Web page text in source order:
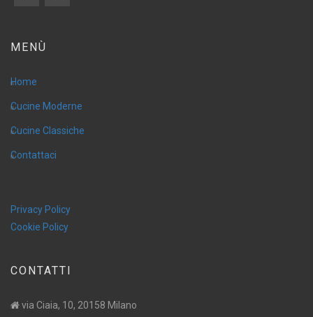
MENÙ
Home
Cucine Moderne
Cucine Classiche
Contattaci
Privacy Policy
Cookie Policy
CONTATTI
via Ciaia, 10, 20158 Milano